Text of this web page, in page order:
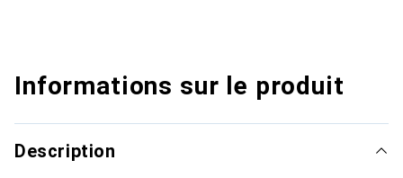
Informations sur le produit
Description